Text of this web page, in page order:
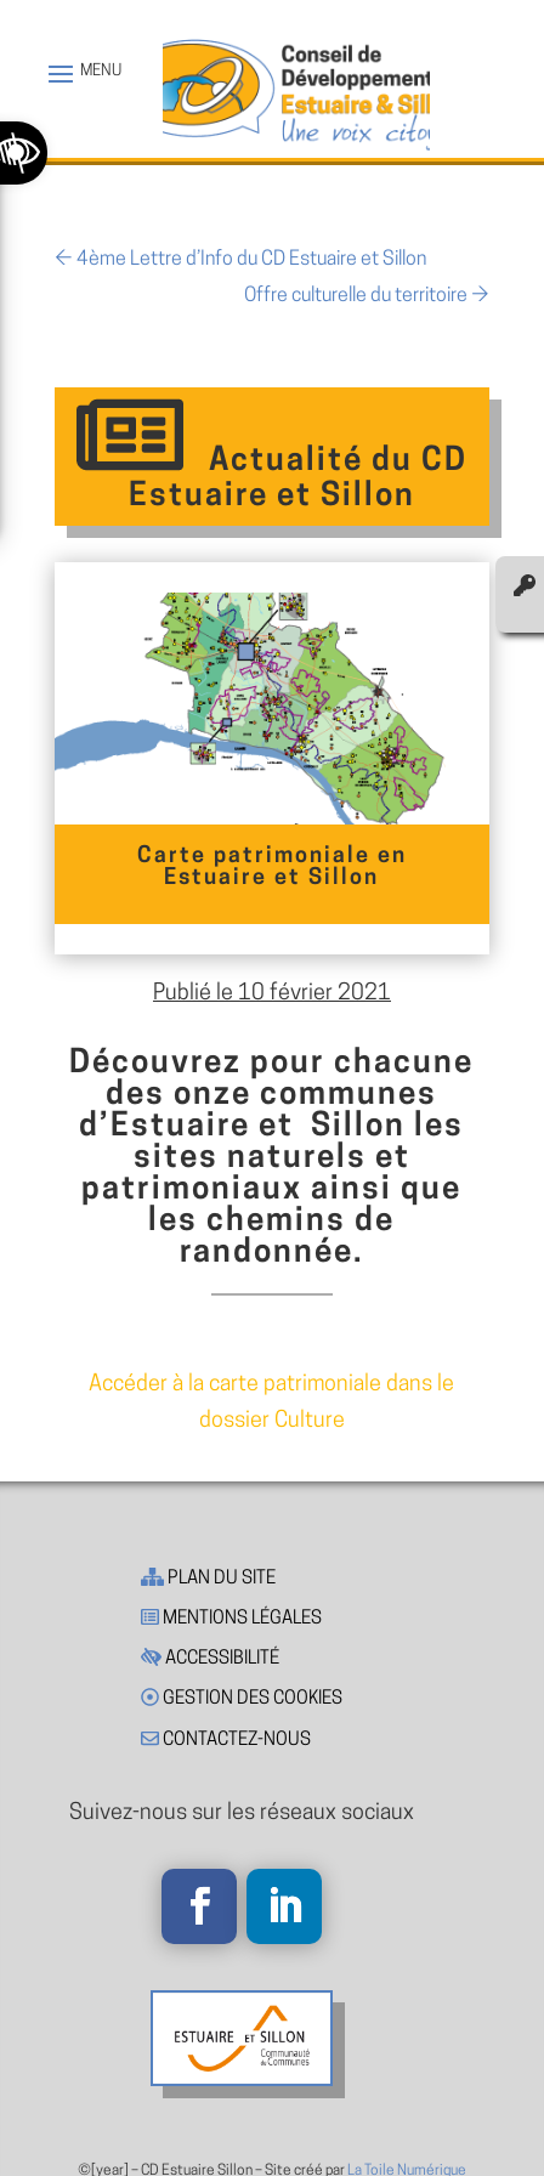
la barre d’outils
← 4ème Lettre d’Info du CD Estuaire et Sillon
Offre culturelle du territoire →
Actualité du CD
Estuaire et Sillon
Carte patrimoniale en
Estuaire et Sillon
Publié le 10 février 2021
Découvrez pour chacune
des onze communes
d’Estuaire et Sillon les
sites naturels et
patrimoniaux ainsi que
les chemins de
randonnée.
Accéder à la carte patrimoniale dans le
dossier Culture
PLAN DU SITE
MENTIONS LÉGALES
ACCESSIBILITÉ
GESTION DES COOKIES
CONTACTEZ-NOUS
Suivez-nous sur les réseaux sociaux
©[year] –CD Estuaire Sillon – Site créé par La Toile Numérique